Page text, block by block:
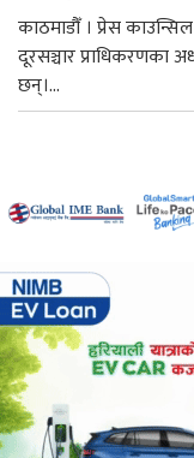
काठमाडौँ । प्रेस
दूरसञ्चार प्राधिकरणका
छन्।...